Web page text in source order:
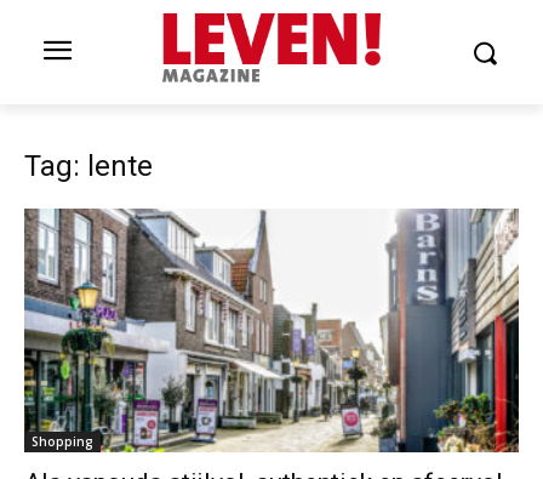
Tag: lente
Shopping